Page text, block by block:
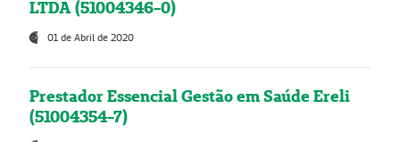
LTDA (51004346-0)
01 de Abril de 2020
Prestador Essencial Gestão em Saúde Ereli
(51004354-7)